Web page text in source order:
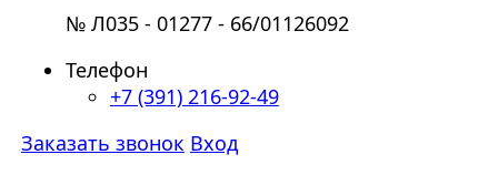
№ Л035 - 01277 - 66/01126092
Телефон
+7 (391) 216-92-49
Заказать звонок Вход